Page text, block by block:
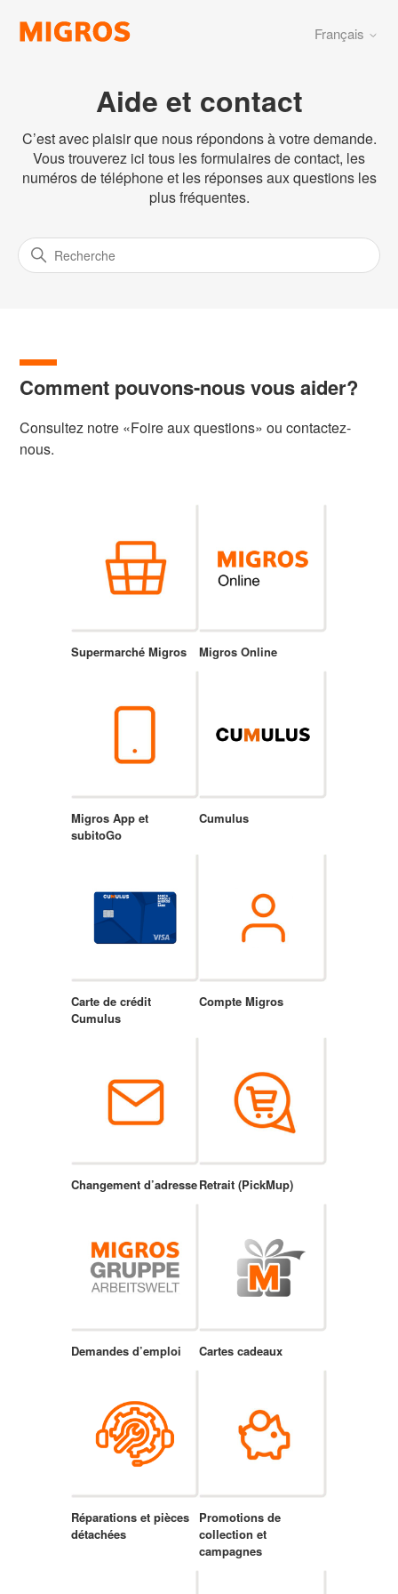
Français
Aide et contact
C’est avec plaisir que nous répondons à votre demande.
Vous trouverez ici tous les formulaires de contact, les
numéros de téléphone et les réponses aux questions les
plus fréquentes.
Comment pouvons-nous vous aider?
Consultez notre «Foire aux questions» ou contactez-
nous.
Supermarché Migros Migros Online
Migros App et
subitoGo
Cumulus
Carte de crédit
Cumulus
Compte Migros
Changement d’adresseRetrait (PickMup)
Demandes d’emploi Cartes cadeaux
Réparations et pièces
détachées
Promotions de
collection et
campagnes